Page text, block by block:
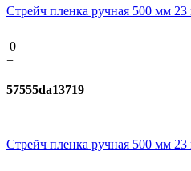
Стрейч пленка ручная 500 мм
0
+
57555da13719
Стрейч пленка ручная 500 мм